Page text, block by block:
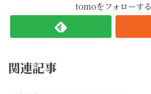
tomoをフォローする
関連記事